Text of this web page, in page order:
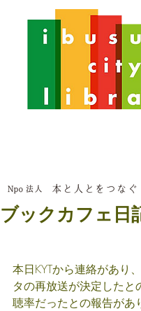
ブックカフェ日
本日KYTから連絡があり
タの再放送が決定したと
聴率だったとの報告があ